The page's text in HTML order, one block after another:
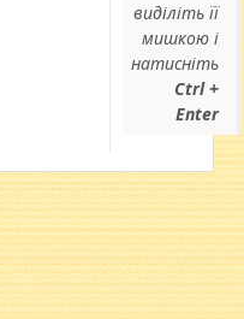
виділіть її
мишкою і
натисніть
Ctrl +
Enter